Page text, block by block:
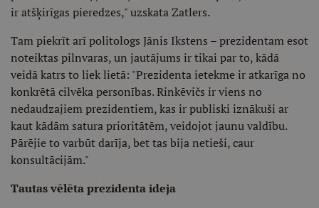
ir atšķirīgas pieredzes," uzskata Zatlers.
Tam piekrīt arī politologs Jānis Ikstens – prezidentam esot
noteiktas pilnvaras, un jautājums ir tikai par to, kādā
veidā katrs to liek lietā: "Prezidenta ietekme ir atkarīga no
konkrētā cilvēka personības. Rinkēvičs ir viens no
nedaudzajiem prezidentiem, kas ir publiski iznākuši ar
kaut kādām satura prioritātēm, veidojot jaunu valdību.
Pārējie to varbūt darīja, bet tas bija netieši, caur
konsultācijām."
Tautas vēlēta prezidenta ideja